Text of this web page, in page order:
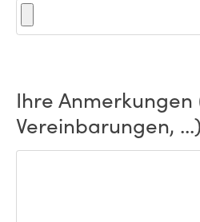
Ihre
Vereinbarungen, ...)